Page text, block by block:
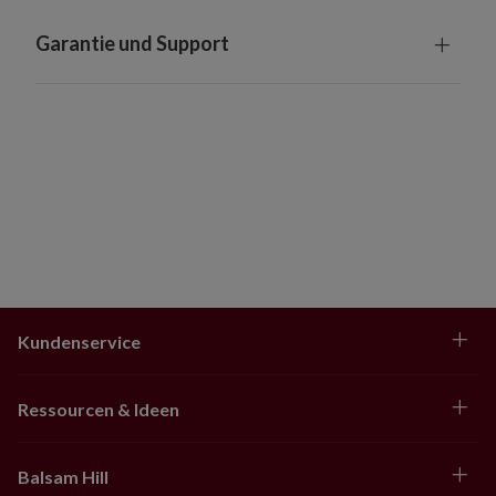
Garantie und Support
Kundenservice
Ressourcen & Ideen
Balsam Hill